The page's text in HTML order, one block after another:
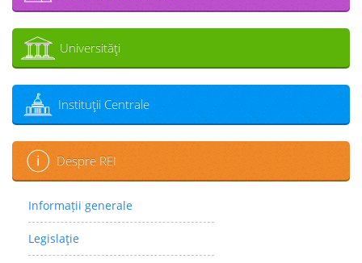
Universităţi
Instituţii Centrale
Despre REI
Informații generale
Legislaţie